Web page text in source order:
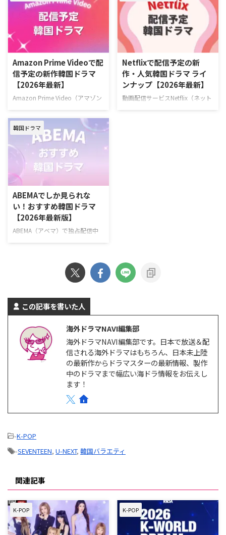
てお届け。（随時更新） ＞＞お
すすめの韓国ドラマ一覧はこちら
＞＞中国ドラマのU-NEXT配信予
定リストはこちら U-NEXT 最新エ
ピソードが毎週更新中の韓国ドラ
マ 韓国ドラマ『君へと続く僕の
ドリーム！』 10代の終わりに初
恋を経験した二人が15年ぶりに
再会し、夢と愛をともに追いかけ
ていく甘酸っぱくも現実的なロマ
ンドン 脚本チョン・ウンビ キャ
ストフ …
毎週最新エピソードが更新中の韓
国ドラマ 韓国ドラマ『夫婦の結
末』 7月4日（土）より独占配信
容疑者の疑いをかけられながら
も、妻を救うため孤独な闘いに身
を投じていく男のロマンティッ
ク・サスペンス。 作品名『夫婦
の結末』 演出キム・ジョンヒョ
ン 脚本チョン・ジェハ キャスト
ナムグン・ミン、イ・ソル、キ
Amazon Prime Videoで配
信予定の新作韓国ドラマ
【2026年最新】
Amazon Prime Video（アマゾン
韓国ドラマを一挙ご紹介！（随時
更新） Amazonプライムビデオ
で2026年6月に配信する韓国作品
『残念ながら明日も出勤です！』
2026年6月22日（月）スタート
ソ・イングク主演！ 日常の倦怠
期に悩む会社員と冷徹な上司が仕
事と恋のときめきを取り戻してい
く、共感必至のオフィスロマン
ス。 >>『残念ながら明日も出勤
です！』詳細 ＼新規なら30日間
無料！／ 『残念ながら明日も出
Netflixで配信予定の新
作・人気韓国ドラマ ライ
ンナップ【2026年最新】
動画配信サービスNetflix（ネット
韓国ドラマ
ABEMAでしか見られな
い！おすすめ韓国ドラマ
【2026年最新版】
ABEMA（アベマ）で独占配信中
ラマとは？ ABEMAでは、オリジ
ナルのドラマや恋愛リアリティー
ショー、アニメ、スポーツなど、
ドラマをはじめとするアジアドラ
マも豊富で、特にK-POPアイドル
レミアムで多数独占配信してい
る。 ABEMAプレミアムは、広告
なしと広告つきの2つのプランが
ある。 ABEMAプレミアム 広告つ
きABEMAプレミアム 月額料金
￥1,180/月 ￥680/月 プレミ …
この記事を書いた人
海外ドラマNAVI編集部
海外ドラマNAVI編集部です。日本で放送＆配
信される海外ドラマはもちろん、日本未上陸
の最新作からドラマスターの最新情報、製作
中のドラマまで幅広い海ドラ情報をお伝えし
ます！
-K-POP
-SEVENTEEN, U-NEXT, 韓国バラエティ
関連記事
K-POP K-POP